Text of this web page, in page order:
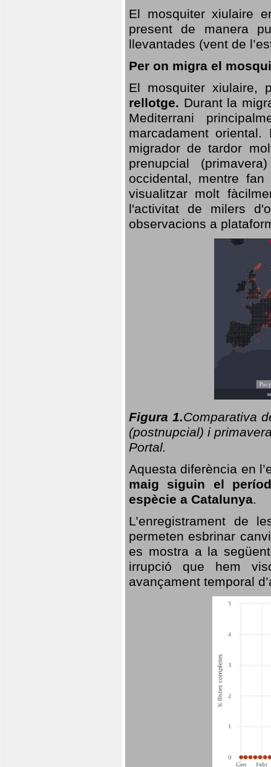
El mosquiter xiulaire
present de manera
llevantades (vent de
Per on migra el
El mosquiter xiulaire,
rellotge. Durant la
Mediterrani
marcadament
migrador de tardor
prenupcial
occidental, mentre
visualitzar molt
l'activitat de milers
observacions a
Figura 1.Comparativa
(postnupcial) i
Portal.
Aquesta diferència en
maig siguin el
espècie a Catalunya.
L’enregistrament de
permeten esbrinar
es mostra a la
irrupció que hem
avançament temporal